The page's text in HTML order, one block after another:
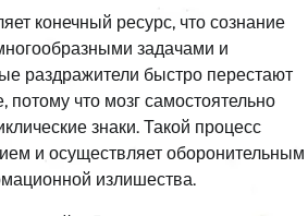
конечный ресурс, что сознание
задачами и
раздражители быстро перестают
потому что мозг самостоятельно
знаки. Такой процесс
и осуществляет оборонительным
излишества.